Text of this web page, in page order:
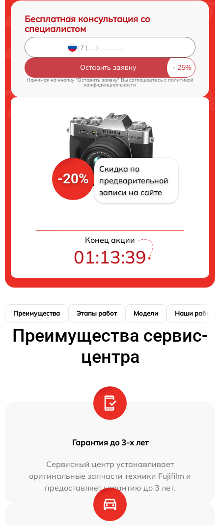
Бесплатная консультация со
специалистом
Оставить заявку
Нажимая на кнопку "Оставить заявку" Вы соглашаетесь c политикой
конфиденциальности
-20%
Скидка по
предварительной
записи на сайте
Конец акции
01:13:38
Преимущества Этапы работ Модели Наши работы
Преимущества сервис-
центра
Гарантия до 3-х лет
Сервисный центр устанавливает
оригинальные запчасти техники Fujifilm и
предоставляет гарантию до 3 лет.